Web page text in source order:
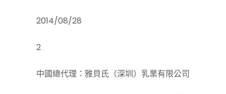
2014/08/28
2
中國總代理：雅貝氏（深圳）乳業有限公司